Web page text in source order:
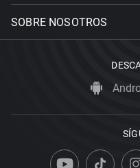
SOBRE NOSOTROS